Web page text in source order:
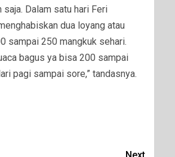
saja. Dalam satu hari Feri
dua loyang atau
sampai 250 mangkuk sehari.
bagus ya bisa 200 sampai
pagi sampai sore,” tandasnya.